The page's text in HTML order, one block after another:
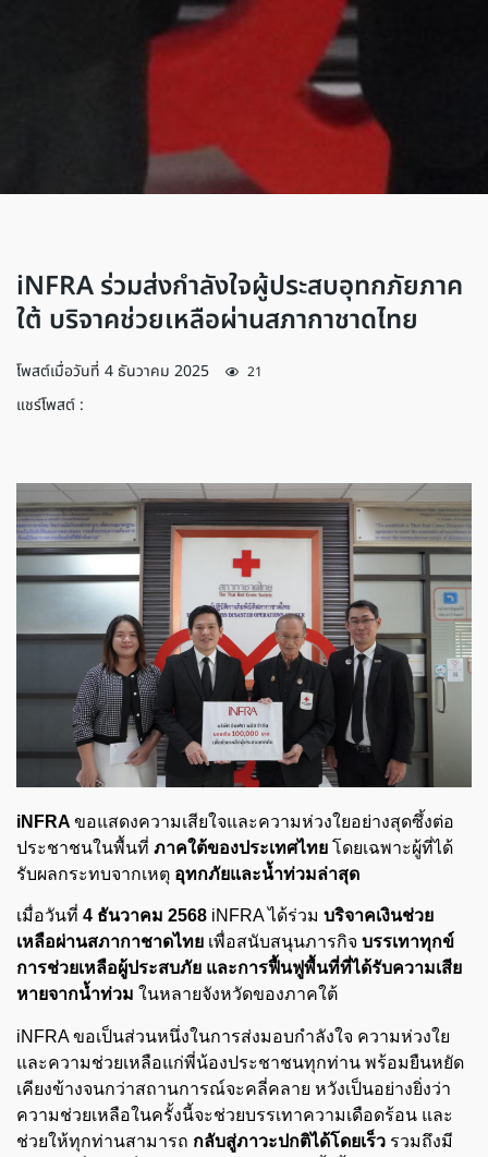
iNFRA ร่วมส่งกำลังใจผู้ประสบอุทกภัยภาค
ใต้ บริจาคช่วยเหลือผ่านสภากาชาดไทย
โพสต์เมื่อวันที่ 4 ธันวาคม 2025 21
แชร์โพสต์ :
iNFRA ขอแสดงความเสียใจและความห่วงใยอย่างสุดซึ้งต่อ
ประชาชนในพื้นที่ ภาคใต้ของประเทศไทย โดยเฉพาะผู้ที่ได้
รับผลกระทบจากเหตุ อุทกภัยและน้ำท่วมล่าสุด
เมื่อวันที่ 4 ธันวาคม 2568 iNFRA ได้ร่วม บริจาคเงินช่วย
เหลือผ่านสภากาชาดไทย เพื่อสนับสนุนภารกิจ บรรเทาทุกข์
การช่วยเหลือผู้ประสบภัย และการฟื้นฟูพื้นที่ที่ได้รับความเสีย
หายจากน้ำท่วม ในหลายจังหวัดของภาคใต้
iNFRA ขอเป็นส่วนหนึ่งในการส่งมอบกำลังใจ ความห่วงใย
และความช่วยเหลือแก่พี่น้องประชาชนทุกท่าน พร้อมยืนหยัด
เคียงข้างจนกว่าสถานการณ์จะคลี่คลาย หวังเป็นอย่างยิ่งว่า
ความช่วยเหลือในครั้งนี้จะช่วยบรรเทาความเดือดร้อน และ
ช่วยให้ทุกท่านสามารถ กลับสู่ภาวะปกติได้โดยเร็ว รวมถึงมี